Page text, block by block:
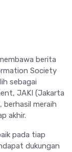
berita
Society
sebagai
JAKI (Jakarta
berhasil meraih
akhir.
pada tiap
dukungan